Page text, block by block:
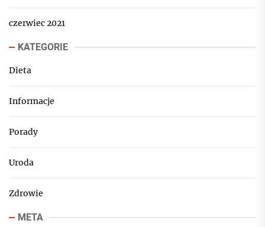
czerwiec 2021
KATEGORIE
Dieta
Informacje
Porady
Uroda
Zdrowie
META